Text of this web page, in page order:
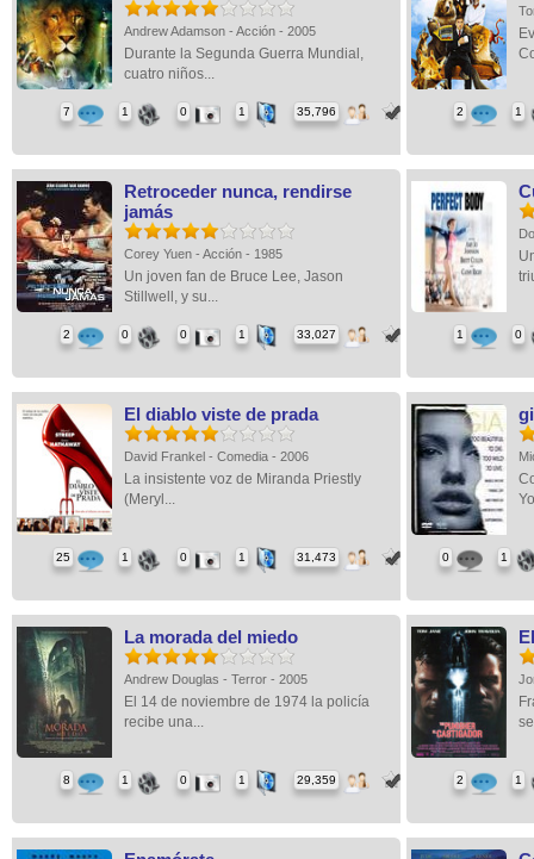
Andrew Adamson - Acción - 2005
Durante la Segunda Guerra Mundial,
cuatro niños...
7 1 0 1 35,796 2 1
Retroceder nunca, rendirse
jamás
Corey Yuen - Acción - 1985
Un joven fan de Bruce Lee, Jason
Stillwell, y su...
2 0 0 1 33,027 1 0
El diablo viste de prada
David Frankel - Comedia - 2006
La insistente voz de Miranda Priestly
(Meryl...
25 1 0 1 31,473 0 1
La morada del miedo
Andrew Douglas - Terror - 2005
El 14 de noviembre de 1974 la policía
recibe una...
8 1 0 1 29,359 2 1